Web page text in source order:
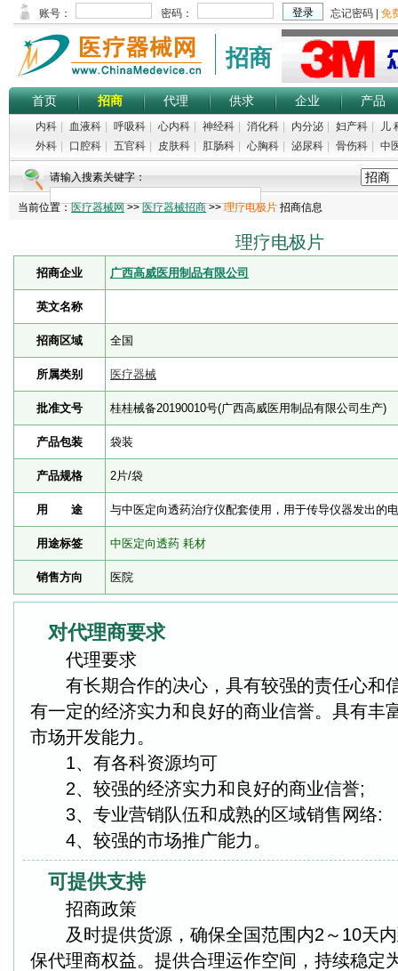
招商
首页 招商 代理 供求 企业 产品
内科 血液科 呼吸科 心内科 神经科 消化科 内分泌 妇产科
儿
外科
口腔科 五官科 皮肤科 肛肠科 心胸科 泌尿科 骨伤科 中
请输入搜素关键字：
当前位置：医疗器械网>>医疗器械招商>>理疗电极片 招商信息
理疗电极片
招商企业 广西高威医用制品有限公司
英文名称
招商区域 全国
所属类别 医疗器械
批准文号 桂桂械备20190010号(广西高威医用制品有限公司生产)
产品包装 袋装
产品规格 2片/袋
用 途 与中医定向透药治疗仪配套使用，用于传导仪器发出的
用途标签 中医定向透药 耗材
销售方向 医院
对代理商要求
代理要求
有长期合作的决心，具有较强的责任心和
有一定的经济实力和良好的商业信誉。具有丰
市场开发能力。
1、有各科资源均可
2、较强的经济实力和良好的商业信誉;
3、专业营销队伍和成熟的区域销售网络:
4、较强的市场推广能力。
可提供支持
招商政策
及时提供货源，确保全国范围内2～10天内
保代理商权益。提供合理运作空间，持续稳定